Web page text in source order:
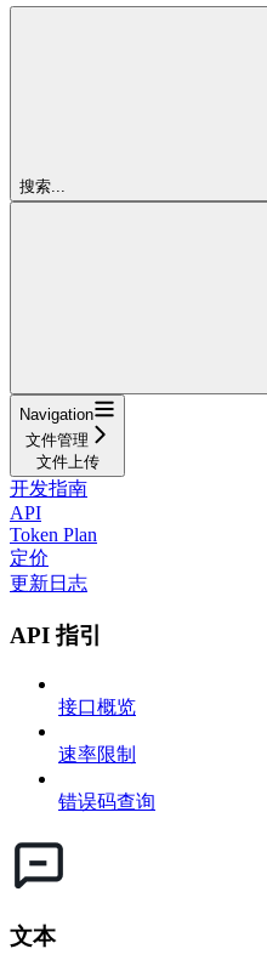
搜索...
Navigation
文件管理
文件上传
开发指南
API
Token Plan
定价
更新日志
API 指引
接口概览
速率限制
错误码查询
文本